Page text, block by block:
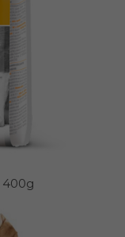
400g